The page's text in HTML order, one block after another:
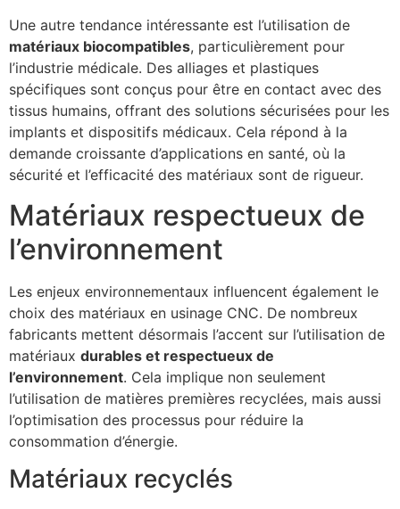
Une autre tendance intéressante est l’utilisation de
matériaux biocompatibles, particulièrement pour
l’industrie médicale. Des alliages et plastiques
spécifiques sont conçus pour être en contact avec des
tissus humains, offrant des solutions sécurisées pour les
implants et dispositifs médicaux. Cela répond à la
demande croissante d’applications en santé, où la
sécurité et l’efficacité des matériaux sont de rigueur.
Matériaux respectueux de
l’environnement
Les enjeux environnementaux influencent également le
choix des matériaux en usinage CNC. De nombreux
fabricants mettent désormais l’accent sur l’utilisation de
matériaux durables et respectueux de
l’environnement. Cela implique non seulement
l’utilisation de matières premières recyclées, mais aussi
l’optimisation des processus pour réduire la
consommation d’énergie.
Matériaux recyclés